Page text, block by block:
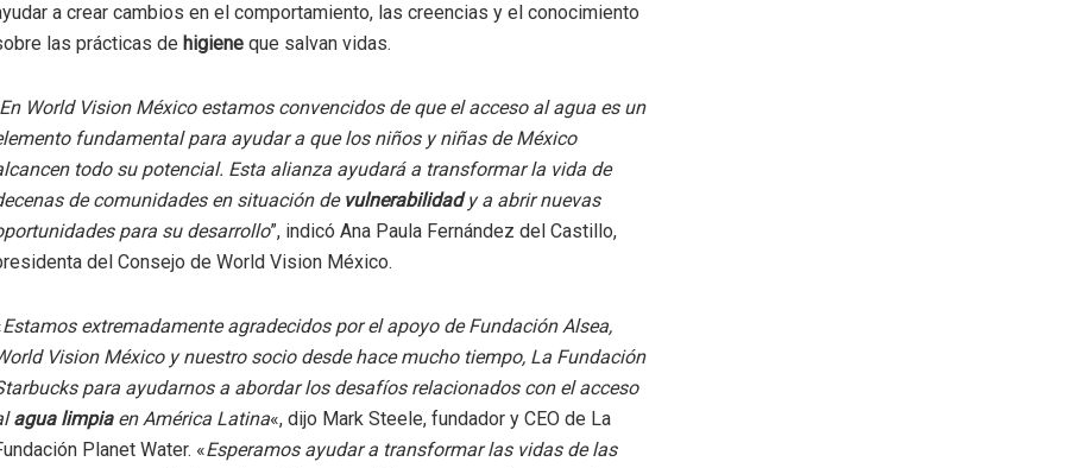
a crear cambios en el comportamiento, las creencias y el conocimiento
las prácticas de higiene que salvan vidas.
En World Vision México estamos convencidos de que el acceso al agua es un
fundamental para ayudar a que los niños y niñas de México
todo su potencial. Esta alianza ayudará a transformar la vida de
de comunidades en situación de vulnerabilidady a abrir nuevas
para su desarrollo”, indicó Ana Paula Fernández del Castillo,
del Consejo de World Vision México.
Estamos extremadamente agradecidos por el apoyo de Fundación Alsea,
Vision México y nuestro socio desde hace mucho tiempo, La Fundación
para ayudarnos a abordar los desafíos relacionados con el acceso
agua limpia en América Latina«, dijo Mark Steele, fundador y CEO de La
Planet Water. «Esperamos ayudar a transformar las vidas de las